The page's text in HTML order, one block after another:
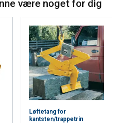
være noget for dig
Løftetang for
kantsten/trappetrin
har givet dem, eller som de
Ydeevne Målretning
Uklassificerede